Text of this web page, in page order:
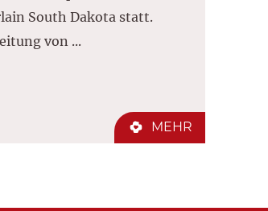
South Dakota statt.
von ...
MEHR